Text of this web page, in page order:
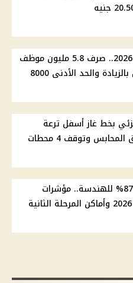
مرتبات أغسطس 2026.. صرف 5.8 مليون موظف
يبدأ 23 أغسطس بالزيادة والحد الأدنى 8000
بخط غاز أسفل ترعة
الإسماعيلية.. غلق المحابس وتوقف 4 محطات
92.8% للطب و87.9% للهندسة.. مؤشرات